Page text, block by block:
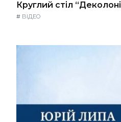
Круглий стіл
# ВІДЕО